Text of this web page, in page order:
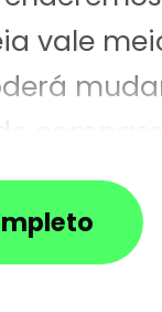
vale
adiante